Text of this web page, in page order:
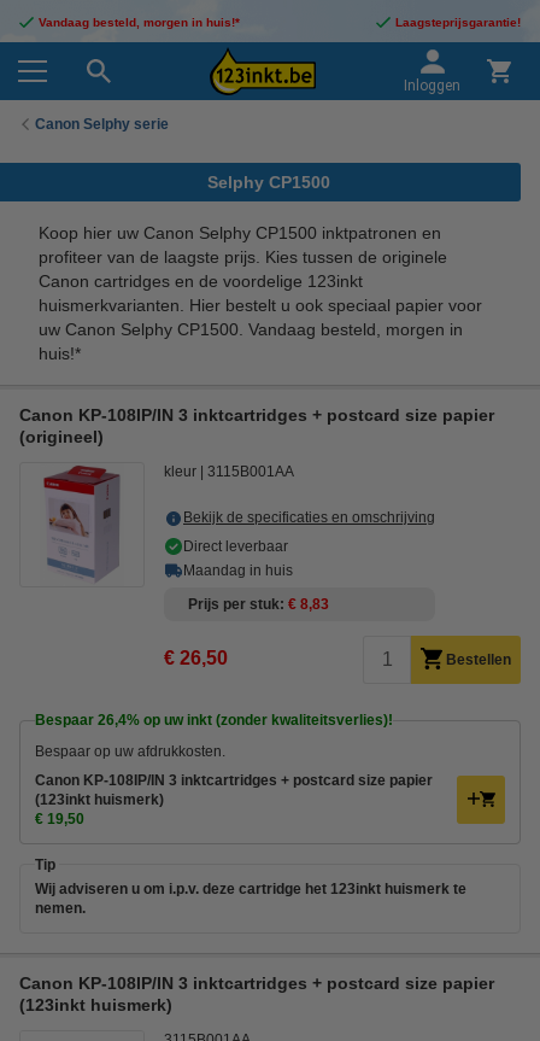
Vandaag besteld, morgen in huis!* Laagsteprijsgarantie!
Inloggen
Canon Selphy serie
Selphy CP1500
Koop hier uw Canon Selphy CP1500 inktpatronen en
profiteer van de laagste prijs. Kies tussen de originele
Canon cartridges en de voordelige 123inkt
huismerkvarianten. Hier bestelt u ook speciaal papier voor
uw Canon Selphy CP1500. Vandaag besteld, morgen in
huis!*
Canon KP-108IP/IN 3 inktcartridges + postcard size papier
(origineel)
kleur 3115B001AA
Bekijk de specificaties en omschrijving
Direct leverbaar
Maandag in huis
Prijs per stuk € 8,83
€ 26,50 Bestellen
Bespaar 26,4% op uw inkt (zonder kwaliteitsverlies)!
Bespaar op uw afdrukkosten.
Canon KP-108IP/IN 3 inktcartridges + postcard size papier
(123inkt huismerk)
€ 19,50
Tip
Wij adviseren u om i.p.v. deze cartridge het 123inkt huismerk te
nemen.
Canon KP-108IP/IN 3 inktcartridges + postcard size papier
(123inkt huismerk)